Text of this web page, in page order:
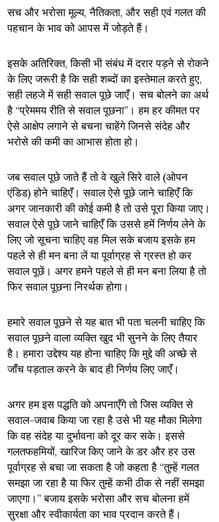
सच और भरोसा मूल्य, नैतिकता, और सही एवं गलत की
पहचान के भाव को आपस में जोड़ते हैं।
इसके अतिरिक्त, किसी भी संबंध में दरार पड़ने से रोकने
के लिए जरूरी है कि सही शब्दों का इस्तेमाल करते हुए,
सही लहजे में सही सवाल पूछे जाएँ। सच बोलने का अर्थ
है “प्रेममय रीति से सवाल पूछना”। हम हर कीमत पर
ऐसे आक्षेप लगाने से बचना चाहेंगे जिनसे संदेह और
भरोसे की कमी का आभास होता हो।
जब सवाल पूछे जाते हैं तो वे खुले सिरे वाले (ओपन
एंडिड) होने चाहिएँ। सवाल ऐसे पूछे जाने चाहिएँ कि
अगर जानकारी की कोई कमी है तो उसे पूरा किया जाए।
सवाल ऐसे पूछे जाने चाहिएँ कि उससे हमें निर्णय लेने के
लिए जो सूचना चाहिए वह मिल सके बजाय इसके हम
पहले से ही मन बना लें या पूर्वाग्रह से ग्रस्त हो कर
सवाल पूछें। अगर हमने पहले से ही मन बना लिया है तो
फिर सवाल पूछना निरर्थक होगा।
हमारे सवाल पूछने से यह बात भी पता चलनी चाहिए कि
सवाल पूछने वाला व्यक्ति खुद भी सुनने के लिए तैयार
है। हमारा उद्देश्य यह होना चाहिए कि मुद्दे की अच्छे से
जाँच पड़ताल करने के बाद ही निर्णय लिए जाएँ।
अगर हम इस पद्धति को अपनाएँगे तो जिस व्यक्ति से
सवाल-जवाब किया जा रहा है उसे भी यह मौका मिलेगा
कि वह संदेह या दुर्भावना को दूर कर सके। इससे
गलतफहमियों, खारिज किए जाने के डर और हर उस
पूर्वाग्रह से बचा जा सकता है जो कहता है “तुम्हें गलत
समझा जा रहा है या फिर तुम्हें कभी ठीक से नहीं समझा
जाएगा।” बजाय इसके भरोसा और सच बोलना हमें
सुरक्षा और स्वीकार्यता का भाव प्रदान करते हैं।